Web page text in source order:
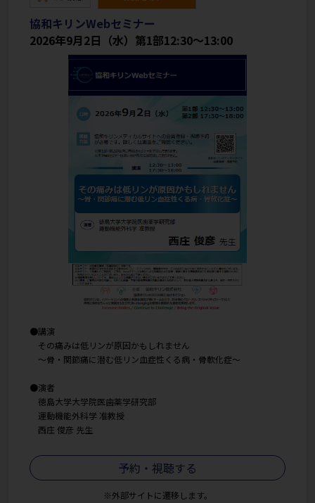
協和キリンWebセミナー
2026年9月2日（水）第1部12:30～13:00
●講演
その痛みは低リンが原因かもしれません
〜骨・関節痛に潜む低リン血症性くる病・骨軟化症〜
●演者
徳島大学大学院医歯薬学研究部
運動機能外科学 准教授
西庄 俊彦 先生
予約・視聴する
※外部サイトに遷移します。